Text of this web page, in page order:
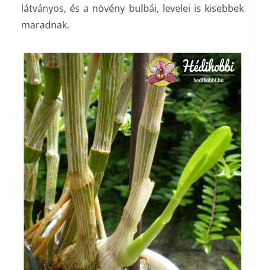
látványos, és a növény bulbái, levelei is kisebbek
maradnak.